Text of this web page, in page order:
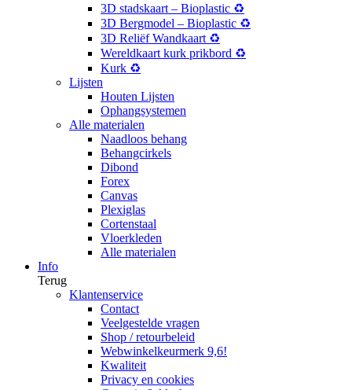
3D stadskaart – Bioplastic ♻️
3D Bergmodel – Bioplastic ♻️
3D Reliëf Wandkaart ♻️
Wereldkaart kurk prikbord ♻️
Kurk ♻️
Lijsten
Houten Lijsten
Ophangsystemen
Alle materialen
Naadloos behang
Behangcirkels
Dibond
Forex
Canvas
Plexiglas
Cortenstaal
Vloerkleden
Alle materialen
Info
Terug
Klantenservice
Contact
Veelgestelde vragen
Shop / retourbeleid
Webwinkelkeurmerk 9,6!
Kwaliteit
Privacy en cookies